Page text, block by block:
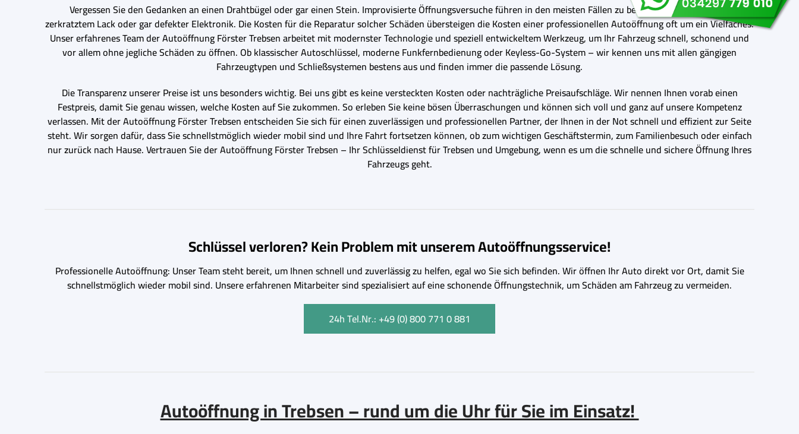
Vergessen Sie den Gedanken an einen Drahtbügel oder gar einen Stein. Improvisierte Öffnungsversuche führen in den meisten Fällen zu beschädigten Türrahmen,
zerkratztem Lack oder gar defekter Elektronik. Die Kosten für die Reparatur solcher Schäden übersteigen die Kosten einer professionellen Autoöffnung oft um ein Vielfaches.
Unser erfahrenes Team der Autoöffnung Förster Trebsen arbeitet mit modernster Technologie und speziell entwickeltem Werkzeug, um Ihr Fahrzeug schnell, schonend und
vor allem ohne jegliche Schäden zu öffnen. Ob klassischer Autoschlüssel, moderne Funkfernbedienung oder Keyless-Go-System – wir kennen uns mit allen gängigen
Fahrzeugtypen und Schließsystemen bestens aus und finden immer die passende Lösung.
Die Transparenz unserer Preise ist uns besonders wichtig. Bei uns gibt es keine versteckten Kosten oder nachträgliche Preisaufschläge. Wir nennen Ihnen vorab einen
Festpreis, damit Sie genau wissen, welche Kosten auf Sie zukommen. So erleben Sie keine bösen Überraschungen und können sich voll und ganz auf unsere Kompetenz
verlassen. Mit der Autoöffnung Förster Trebsen entscheiden Sie sich für einen zuverlässigen und professionellen Partner, der Ihnen in der Not schnell und effizient zur Seite
steht. Wir sorgen dafür, dass Sie schnellstmöglich wieder mobil sind und Ihre Fahrt fortsetzen können, ob zum wichtigen Geschäftstermin, zum Familienbesuch oder einfach
nur zurück nach Hause. Vertrauen Sie der Autoöffnung Förster Trebsen – Ihr Schlüsseldienst für Trebsen und Umgebung, wenn es um die schnelle und sichere Öffnung Ihres
Fahrzeugs geht.
Schlüssel verloren? Kein Problem mit unserem Autoöffnungsservice!
Professionelle Autoöffnung: Unser Team steht bereit, um Ihnen schnell und zuverlässig zu helfen, egal wo Sie sich befinden. Wir öffnen Ihr Auto direkt vor Ort, damit Sie
schnellstmöglich wieder mobil sind. Unsere erfahrenen Mitarbeiter sind spezialisiert auf eine schonende Öffnungstechnik, um Schäden am Fahrzeug zu vermeiden.
24h Tel.Nr.: +49 (0) 800 771 0 881
Autoöffnung in Trebsen – rund um die Uhr für Sie im Einsatz!